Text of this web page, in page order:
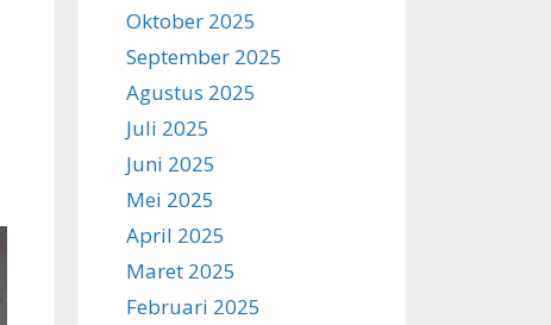
Oktober 2025
September 2025
Agustus 2025
Juli 2025
Juni 2025
Mei 2025
April 2025
Maret 2025
Februari 2025